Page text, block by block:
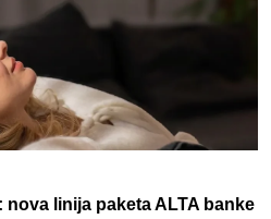
linija paketa ALTA banke